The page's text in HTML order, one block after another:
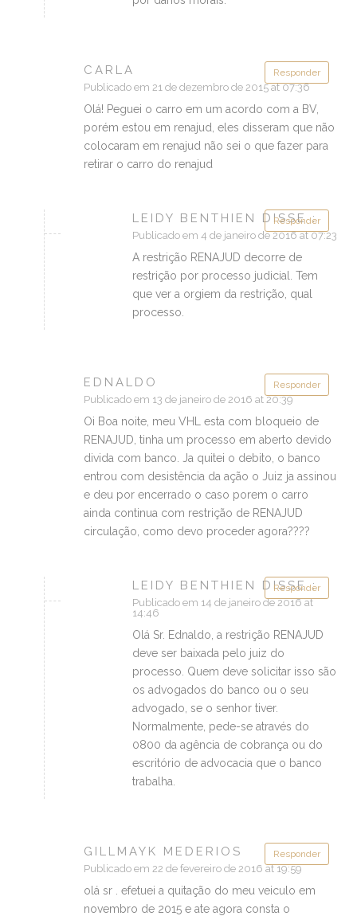
Responder
CARLA
Publicado em 21 de dezembro de 2015 at 07:36
Olá! Peguei o carro em um acordo com a BV,
porém estou em renajud, eles disseram que não
colocaram em renajud não sei o que fazer para
retirar o carro do renajud
Responder
LEIDY BENTHIEN DISSE :
Publicado em 4 de janeiro de 2016 at 07:23
A restrição RENAJUD decorre de
restrição por processo judicial. Tem
que ver a orgiem da restrição, qual
processo.
Responder
EDNALDO
Publicado em 13 de janeiro de 2016 at 20:39
Oi Boa noite, meu VHL esta com bloqueio de
RENAJUD, tinha um processo em aberto devido
divida com banco. Ja quitei o debito, o banco
entrou com desistência da ação o Juiz ja assinou
e deu por encerrado o caso porem o carro
ainda continua com restrição de RENAJUD
circulação, como devo proceder agora????
Responder
LEIDY BENTHIEN DISSE :
Publicado em 14 de janeiro de 2016 at
14:46
Olá Sr. Ednaldo, a restrição RENAJUD
deve ser baixada pelo juiz do
processo. Quem deve solicitar isso são
os advogados do banco ou o seu
advogado, se o senhor tiver.
Normalmente, pede-se através do
0800 da agência de cobrança ou do
escritório de advocacia que o banco
trabalha.
Responder
GILLMAYK MEDERIOS
Publicado em 22 de fevereiro de 2016 at 19:59
olá sr . efetuei a quitação do meu veiculo em
novembro de 2015 e ate agora consta o